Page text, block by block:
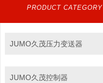
PRODUCT CATEGORY
JUMO久茂压力变送器
JUMO久茂控制器